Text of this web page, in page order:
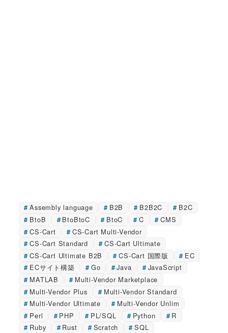
Assembly language B2B B2B2C
B2C
BtoB
BtoBtoC BtoC C
CMS
CS-Cart
CS-Cart Multi-Vendor
CS-Cart Standard
CS-Cart Ultimate
CS-Cart Ultimate B2B
CS-Cart 国際版
EC
ECサイト構築
Go Java
JavaScript
MATLAB
Multi-Vendor Marketplace
Multi-Vendor Plus
Multi-Vendor Standard
Multi-Vendor Ultimate
Multi-Vendor Unlim
Perl
PHP PL/SQL Python
R
Ruby
Rust Scratch
SQL